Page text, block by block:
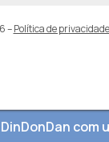
– Política de privacidade
com